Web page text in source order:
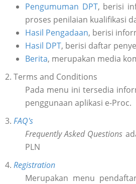
Pengumuman DPT, berisi
proses penilaian kualifikasi
Hasil Pengadaan, berisi
Hasil DPT, berisi daftar
Berita, merupakan media
2. Terms and Conditions
Pada menu ini tersedia
penggunaan aplikasi e-Proc.
3. FAQ's
Frequently Asked Questions
PLN
4. Registration
Merupakan menu